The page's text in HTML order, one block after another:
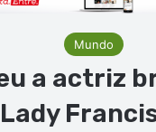
Mundo
a actriz
Lady